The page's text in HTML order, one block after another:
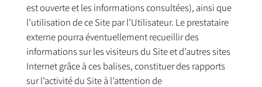
est ouverte et les informations consultées), ainsi que
l’utilisation de ce Site par l’Utilisateur. Le prestataire
externe pourra éventuellement recueillir des
informations sur les visiteurs du Site et d’autres sites
Internet grâce à ces balises, constituer des rapports
sur l’activité du Site à l’attention de